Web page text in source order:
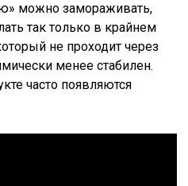
можно замораживать,
так только в крайнем
не проходит через
менее стабилен.
часто появляются